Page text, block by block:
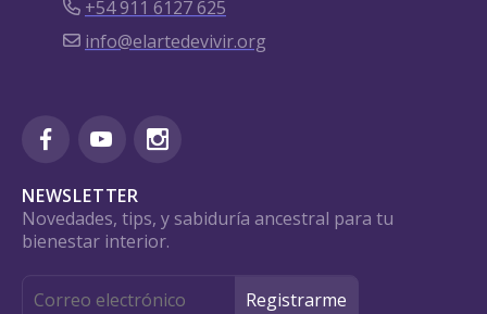
+54 911 6127 625
info@elartedevivir.org
NEWSLETTER
Novedades, tips, y sabiduría ancestral para tu
bienestar interior.